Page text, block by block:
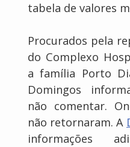
tabela de valores
Procurados pela
do Complexo
a família Porto
Domingos
não comentar.
não retornaram. A
informações